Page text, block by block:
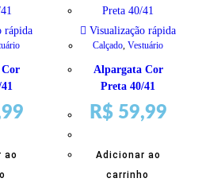
rápida
ao
Visualização rápida
Calçado, Vestuário
Alpargata Cor
Preta 40/41
R$59,99
Adicionar ao
carrinho